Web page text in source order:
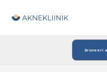
Broneeri